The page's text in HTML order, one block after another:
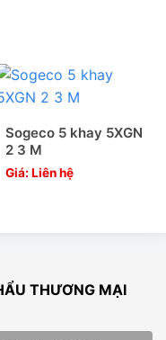
nhà sản xuất cấp
giao hàng và lắp
Sogeco 5 khay 5XGN
2 3 M
Giá: Liên hệ
THƯƠNG MẠI